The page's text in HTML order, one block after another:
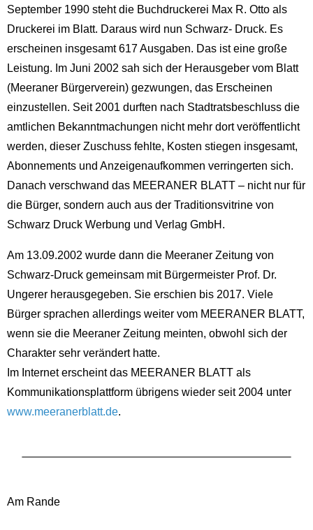
September 1990 steht die Buchdruckerei Max R. Otto als
Druckerei im Blatt. Daraus wird nun Schwarz- Druck. Es
erscheinen insgesamt 617 Ausgaben. Das ist eine große
Leistung. Im Juni 2002 sah sich der Herausgeber vom Blatt
(Meeraner Bürgerverein) gezwungen, das Erscheinen
einzustellen. Seit 2001 durften nach Stadtratsbeschluss die
amtlichen Bekanntmachungen nicht mehr dort veröffentlicht
werden, dieser Zuschuss fehlte, Kosten stiegen insgesamt,
Abonnements und Anzeigenaufkommen verringerten sich.
Danach verschwand das MEERANER BLATT – nicht nur für
die Bürger, sondern auch aus der Traditionsvitrine von
Schwarz Druck Werbung und Verlag GmbH.
Am 13.09.2002 wurde dann die Meeraner Zeitung von
Schwarz-Druck gemeinsam mit Bürgermeister Prof. Dr.
Ungerer herausgegeben. Sie erschien bis 2017. Viele
Bürger sprachen allerdings weiter vom MEERANER BLATT,
wenn sie die Meeraner Zeitung meinten, obwohl sich der
Charakter sehr verändert hatte.
Im Internet erscheint das MEERANER BLATT als
Kommunikationsplattform übrigens wieder seit 2004 unter
www.meeranerblatt.de.
Am Rande